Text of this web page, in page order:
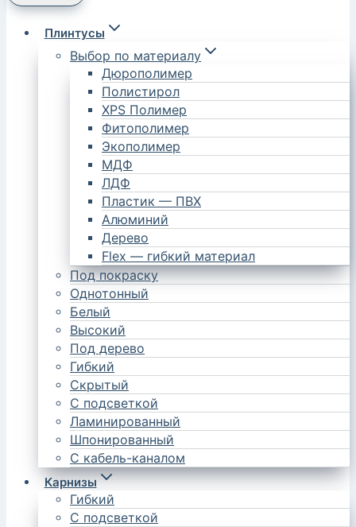
Плинтусы
Выбор по материалу
Дюрополимер
Полистирол
XPS Полимер
Фитополимер
Экополимер
МДФ
ЛДФ
Пластик — ПВХ
Алюминий
Дерево
Flex — гибкий материал
Под покраску
Однотонный
Белый
Высокий
Под дерево
Гибкий
Скрытый
С подсветкой
Ламинированный
Шпонированный
С кабель-каналом
Карнизы
Гибкий
С подсветкой